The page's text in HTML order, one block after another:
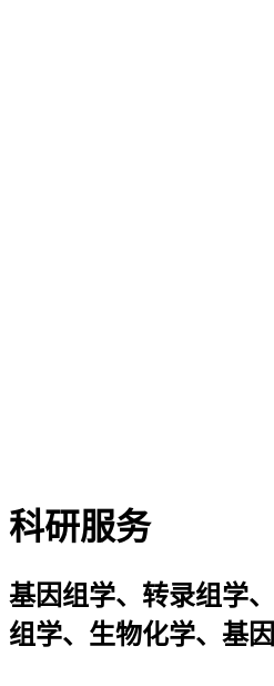
科研服务
基因组学、转录组学
组学、生物化学、基